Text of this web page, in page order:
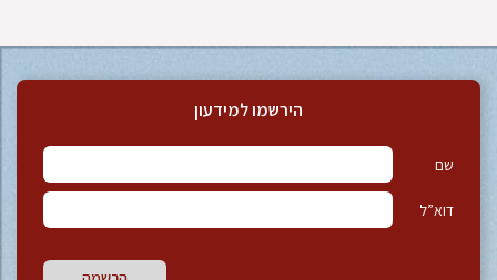
הירשמו למידעון
שם
דוא”ל